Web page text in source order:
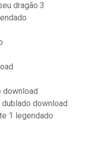
dragão 3
download
download
1 legendado